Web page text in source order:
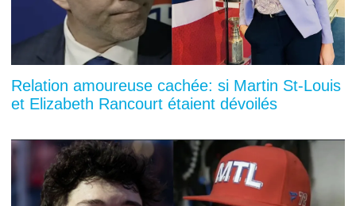
Relation amoureuse cachée: si Martin St-Louis
et Elizabeth Rancourt étaient dévoilés